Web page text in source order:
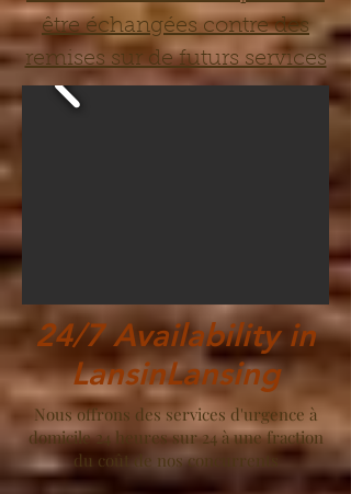
être échangées contre des
remises sur de futurs services
24/7 Availability in
LansinLansing
Nous offrons des services d'urgence à
domicile 24 heures sur 24 à une fraction
du coût de nos concurrents